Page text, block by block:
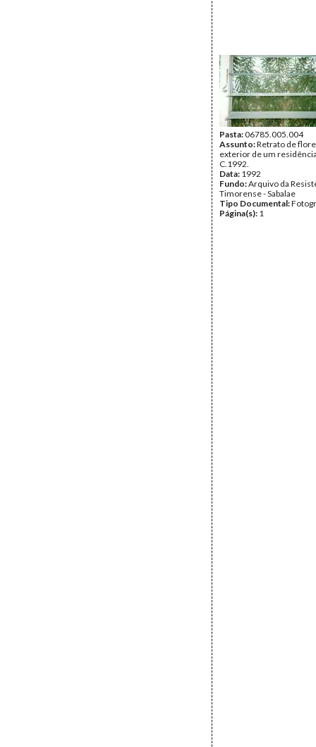
Pasta:06785.005.004
Assunto:Retrato de
exterior de um
C.1992.
Data: 1992
Fundo:Arquivo da
Timorense - Sabalae
Tipo Documental:
Página(s): 1